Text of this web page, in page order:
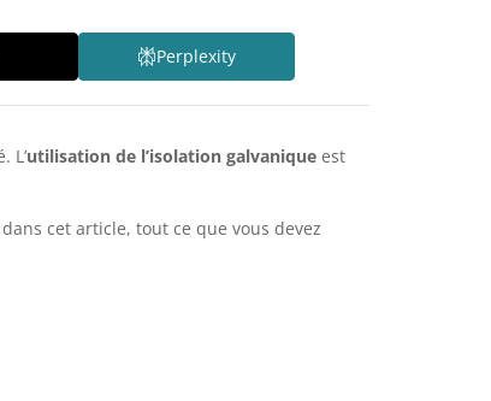
Perplexity
L’utilisation de l’isolation galvaniqueest
cet article, tout ce que vous devez